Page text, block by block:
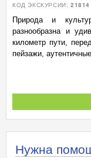
КОД ЭКСКУРСИИ: 21814
Природа и
разнообразна и
километр пути,
пейзажи,
Нужна